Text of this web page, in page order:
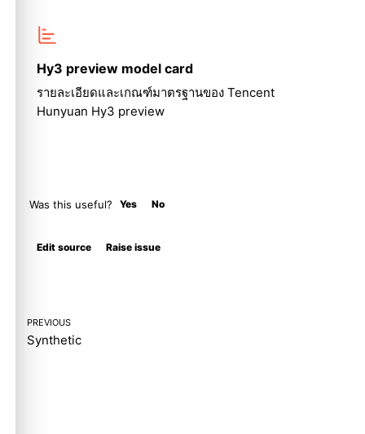
Hy3 preview model card
รายละเอียดและเกณฑ์มาตรฐานของ Tencent
Hunyuan Hy3 preview
Was this useful? Yes No
Edit source Raise issue
PREVIOUS
Synthetic